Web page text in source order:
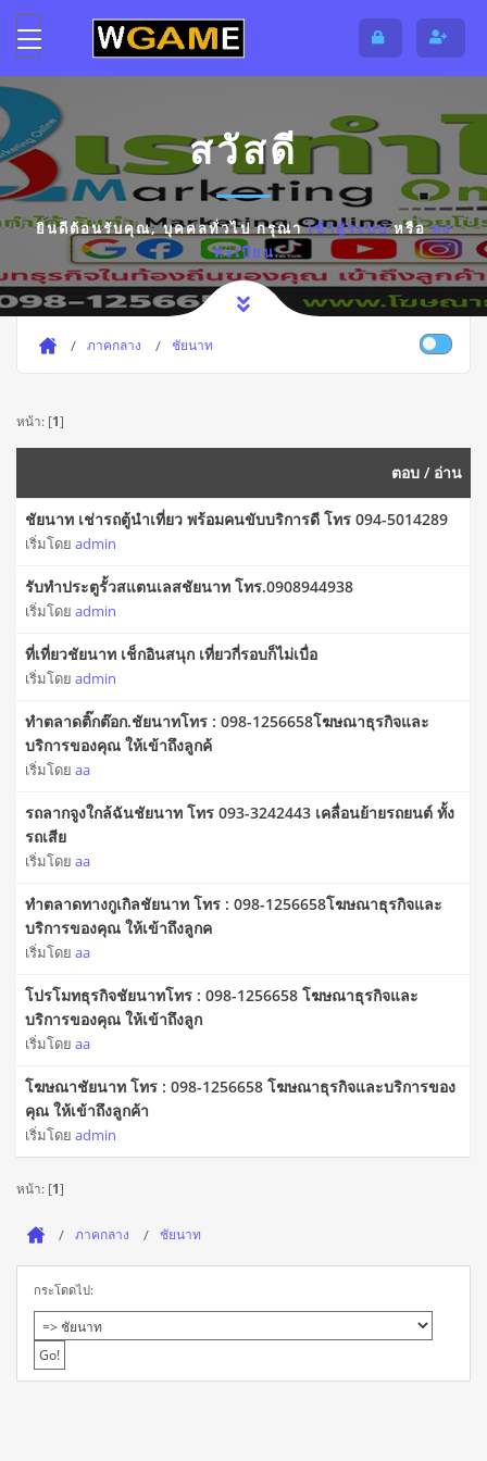
สวัสดี
ยินดีต้อนรับคุณ,บุคคลทั่วไปกรุณาเข้าสู่ระบบหรือลง
ทะเบียน
ภาคกลาง ชัยนาท
หน้า: [1]
ตอบ / อ่าน
ชัยนาท เช่ารถตู้นำเที่ยว พร้อมคนขับบริการดี โทร 094-5014289
เริ่มโดย admin
รับทำประตูรั้วสแตนเลสชัยนาท โทร.0908944938
เริ่มโดย admin
ที่เที่ยวชัยนาท เช็กอินสนุก เที่ยวกี่รอบก็ไม่เบื่อ
เริ่มโดย admin
ทำตลาดติ๊กต๊อก.ชัยนาทโทร : 098-1256658โฆษณาธุรกิจและ
บริการของคุณ ให้เข้าถึงลูกค้
เริ่มโดย aa
รถลากจูงใกล้ฉันชัยนาท โทร 093-3242443 เคลื่อนย้ายรถยนต์ ทั้ง
รถเสีย
เริ่มโดย aa
ทำตลาดทางกูเกิลชัยนาท โทร : 098-1256658โฆษณาธุรกิจและ
บริการของคุณ ให้เข้าถึงลูกค
เริ่มโดย aa
โปรโมทธุรกิจชัยนาทโทร : 098-1256658 โฆษณาธุรกิจและ
บริการของคุณ ให้เข้าถึงลูก
เริ่มโดย aa
โฆษณาชัยนาท โทร : 098-1256658 โฆษณาธุรกิจและบริการของ
คุณ ให้เข้าถึงลูกค้า
เริ่มโดย admin
หน้า: [1]
ภาคกลาง ชัยนาท
กระโดดไป: